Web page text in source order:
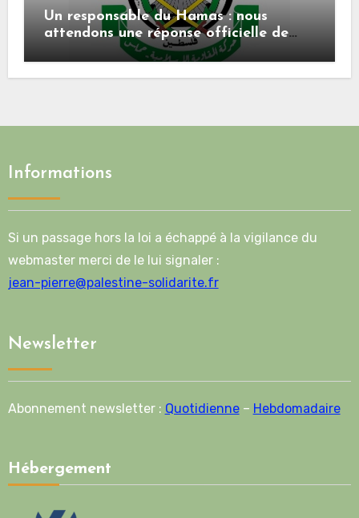
Un responsable du Hamas : nous
attendons une réponse officielle de
Mladenov concernant la feuille de
route de la deuxième phase de l’accord
Informations
Si un passage hors la loi a échappé à la vigilance du
webmaster merci de le lui signaler :
jean-pierre@palestine-solidarite.fr
Newsletter
Abonnement newsletter : Quotidienne– Hebdomadaire
Hébergement